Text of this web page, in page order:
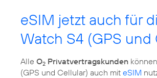
eSIM jetzt auch für
Watch S4 (GPS und
Alle O2 Privatvertragskunden
(GPS und Cellular) auch mit eSIM